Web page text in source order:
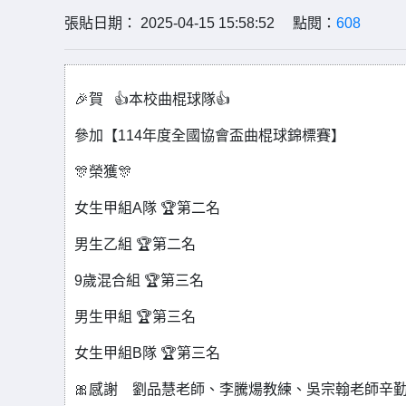
張貼日期： 2025-04-15 15:58:52 點閱： 608
🎉賀 👍本校曲棍球隊👍
參加【114年度全國協會盃曲棍球錦標賽】
🎊榮獲🎊
女生甲組A隊 🏆第二名
男生乙組 🏆第二名
9歲混合組 🏆第三名
男生甲組 🏆第三名
女生甲組B隊 🏆第三名
🎀感謝 劉品慧老師、李騰煬教練、吳宗翰老師辛